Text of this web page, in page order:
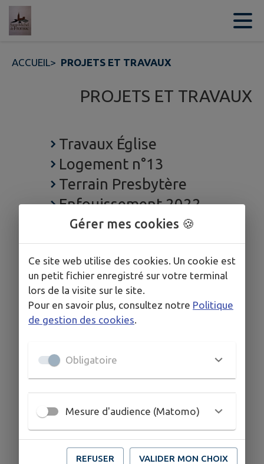
Contenu
ACCUEIL> PROJETS ET TRAVAUX
PROJETS ET TRAVAUX
Travaux Église
Logement n°13
Terrain Presbytère
Enfouissement 2022
Gérer mes cookies 🍪
Ce site web utilise des cookies. Un cookie est
un petit fichier enregistré sur votre terminal
lors de la visite sur le site.
Pour en savoir plus, consultez notre Politique
de gestion des cookies
Obligatoire
Mesure d'audience (Matomo)
REFUSER VALIDER MON CHOIX